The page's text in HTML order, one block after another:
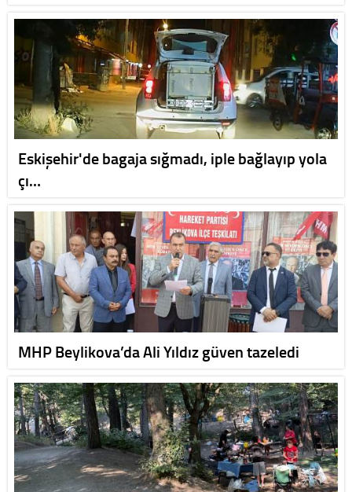
Eskişehir'de bagaja sığmadı, iple bağlayıp yola
çı…
MHP Beylikova’da Ali Yıldız güven tazeledi